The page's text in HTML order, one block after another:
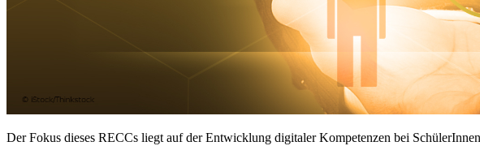
Der Fokus dieses RECCs liegt auf der Entwicklung digitaler Kompetenzen bei